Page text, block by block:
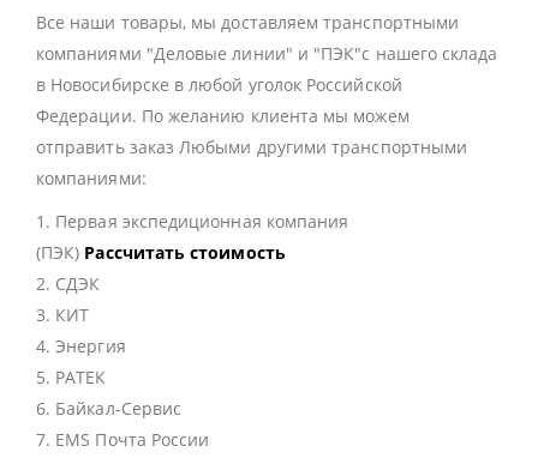
Все наши товары, мы доставляем транспортными
компаниями "Деловые линии" и "ПЭК"с нашего склада
в Новосибирске в любой уголок Российской
Федерации. По желанию клиента мы можем
отправить заказ Любыми другими транспортными
компаниями:
1. Первая экспедиционная компания
(ПЭК) Рассчитать стоимость
2. СДЭК
3. КИТ
4. Энергия
5. РАТЕК
6. Байкал-Сервис
7. EMS Почта России